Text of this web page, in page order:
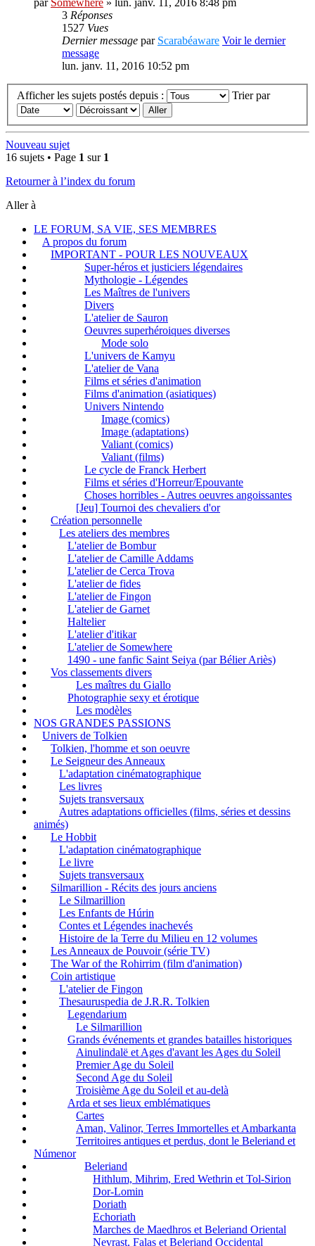
par Somewhere » lun. janv. 11, 2016 8:48 pm
3 Réponses
1527 Vues
Dernier message par Scarabéaware Voir le dernier
message
lun. janv. 11, 2016 10:52 pm
Afficher les sujets postés depuis : Trier par
Nouveau sujet
16 sujets • Page 1 sur 1
Retourner à l’index du forum
Aller à
LE FORUM, SA VIE, SES MEMBRES
A propos du forum
IMPORTANT - POUR LES NOUVEAUX
Super-héros et justiciers légendaires
Mythologie - Légendes
Les Maîtres de l'univers
Divers
L'atelier de Sauron
Oeuvres superhéroiques diverses
Mode solo
L'univers de Kamyu
L'atelier de Vana
Films et séries d'animation
Films d'animation (asiatiques)
Univers Nintendo
Image (comics)
Image (adaptations)
Valiant (comics)
Valiant (films)
Le cycle de Franck Herbert
Films et séries d'Horreur/Epouvante
Choses horribles - Autres oeuvres angoissantes
[Jeu] Tournoi des chevaliers d'or
Création personnelle
Les ateliers des membres
L'atelier de Bombur
L'atelier de Camille Addams
L'atelier de Cerca Trova
L'atelier de fides
L'atelier de Fingon
L'atelier de Garnet
Haltelier
L'atelier d'itikar
L'atelier de Somewhere
1490 - une fanfic Saint Seiya (par Bélier Ariès)
Vos classements divers
Les maîtres du Giallo
Photographie sexy et érotique
Les modèles
NOS GRANDES PASSIONS
Univers de Tolkien
Tolkien, l'homme et son oeuvre
Le Seigneur des Anneaux
L'adaptation cinématographique
Les livres
Sujets transversaux
Autres adaptations officielles (films, séries et dessins
animés)
Le Hobbit
L'adaptation cinématographique
Le livre
Sujets transversaux
Silmarillion - Récits des jours anciens
Le Silmarillion
Les Enfants de Húrin
Contes et Légendes inachevés
Histoire de la Terre du Milieu en 12 volumes
Les Anneaux de Pouvoir (série TV)
The War of the Rohirrim (film d'animation)
Coin artistique
L'atelier de Fingon
Thesauruspedia de J.R.R. Tolkien
Legendarium
Le Silmarillion
Grands événements et grandes batailles historiques
Ainulindalë et Ages d'avant les Ages du Soleil
Premier Age du Soleil
Second Age du Soleil
Troisième Age du Soleil et au-delà
Arda et ses lieux emblématiques
Cartes
Aman, Valinor, Terres Immortelles et Ambarkanta
Territoires antiques et perdus, dont le Beleriand et
Númenor
Beleriand
Hithlum, Mihrim, Ered Wethrin et Tol-Sirion
Dor-Lomin
Doriath
Echoriath
Marches de Maedhros et Beleriand Oriental
Nevrast, Falas et Beleriand Occidental